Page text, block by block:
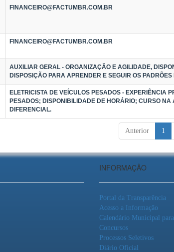
FINANCEIRO@FACTUMBR.COM.BR
FINANCEIRO@FACTUMBR.COM.BR
AUXILIAR GERAL - ORGANIZAÇÃO E AGILIDADE,
DISPOSIÇÃO PARA APRENDER E SEGUIR OS
ELETRICISTA DE VEÍCULOS PESADOS - EXPERIÊNCIA
PESADOS; DISPONIBILIDADE DE HORÁRIO; CURSO NA
DIFERENCIAL.
Anterior 1
INFORMAÇÃO
Portal da Transparência
Acesso a Informação
Calendário Municipal
Concursos
Processos Seletivos
Diário Oficial